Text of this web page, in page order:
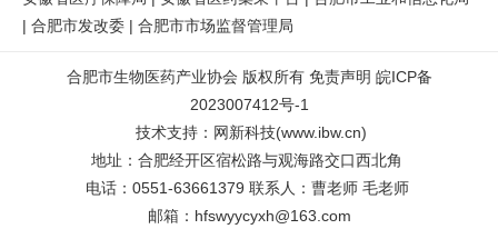
| 合肥市发改委 | 合肥市市场监督管理局
合肥市生物医药产业协会 版权所有 免责声明 皖ICP备
2023007412号-1
技术支持 ： 网新科技(www.ibw.cn)
地址：合肥经开区宿松路与观海路交口西北角
电话：0551-63661379 联系人：曹老师 毛老师
邮箱： hfswyycyxh@163.com